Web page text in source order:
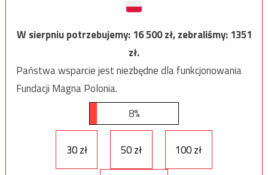
W sierpniu potrzebujemy:16 500zł, zebraliśmy:1351
zł.
Państwa wsparcie jest niezbędne dla funkcjonowania
Fundacji Magna Polonia.
8%
30 zł 50 zł 100 zł